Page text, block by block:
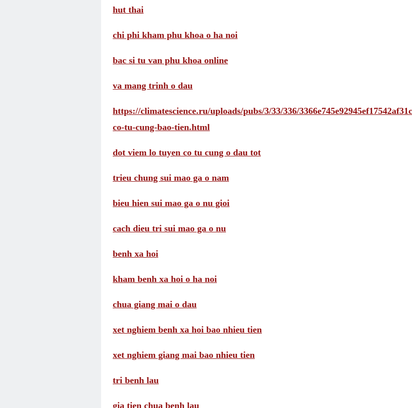
hut thai
chi phi kham phu khoa o ha noi
bac si tu van phu khoa online
va mang trinh o dau
https://climatescience.ru/uploads/pubs/3/33/336/
co-tu-cung-bao-tien.html
dot viem lo tuyen co tu cung o dau tot
trieu chung sui mao ga o nam
bieu hien sui mao ga o nu gioi
cach dieu tri sui mao ga o nu
benh xa hoi
kham benh xa hoi o ha noi
chua giang mai o dau
xet nghiem benh xa hoi bao nhieu tien
xet nghiem giang mai bao nhieu tien
tri benh lau
gia tien chua benh lau